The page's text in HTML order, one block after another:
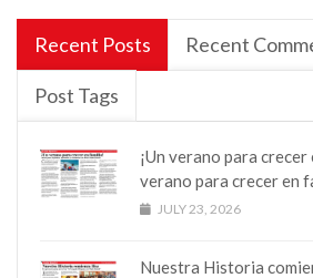
Recent Posts Recent
Post Tags
¡Un verano para crecer
verano para crecer en
JULY 23, 2026
Nuestra Historia